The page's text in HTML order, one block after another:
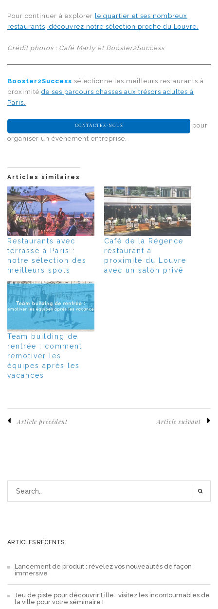
Pour continuer à explorer
le quartier et ses nombreux
restaurants, découvrez notre sélection proche du Louvre.
Crédit photos : Café Marly et Booster2Success
Booster2Success sélectionne les meilleurs restaurants à
proximité de ses parcours chasses aux trésors adultes à
Paris.
CONTACTEZ-NOUS
pour
organiser un évènement entreprise.
Articles similaires
Restaurants avec
terrasse à Paris :
notre sélection des
meilleurs spots
Café de la Régence
restaurant à
proximité du Louvre
avec un salon privé
Team building de
rentrée : comment
remotiver les
équipes après les
vacances
Article précédent Article suivant
ARTICLES RÉCENTS
Lancement de produit : révélez vos nouveautés de façon
immersive
Jeu de piste pour découvrir Lille : visitez les incontournables de
la ville pour votre séminaire !